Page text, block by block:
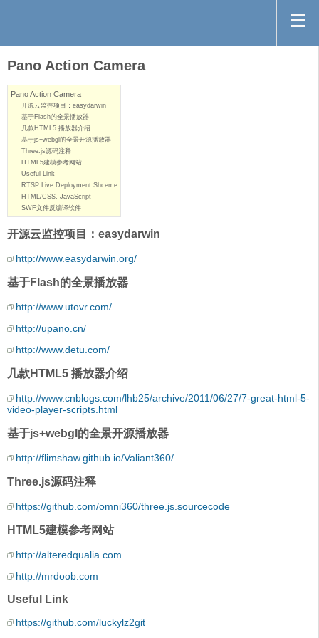
Pano Action Camera
Pano Action Camera
开源云监控项目：easydarwin
基于Flash的全景播放器
几款HTML5 播放器介绍
基于js+webgl的全景开源播放器
Three.js源码注释
HTML5建模参考网站
Useful Link
RTSP Live Deployment Shceme
HTML/CSS, JavaScript
SWF文件反编译软件
开源云监控项目：easydarwin
http://www.easydarwin.org/
基于Flash的全景播放器
http://www.utovr.com/
http://upano.cn/
http://www.detu.com/
几款HTML5 播放器介绍
http://www.cnblogs.com/lhb25/archive/2011/06/27/7-great-html-5-
video-player-scripts.html
基于js+webgl的全景开源播放器
http://flimshaw.github.io/Valiant360/
Three.js源码注释
https://github.com/omni360/three.js.sourcecode
HTML5建模参考网站
http://alteredqualia.com
http://mrdoob.com
Useful Link
https://github.com/luckylz2git